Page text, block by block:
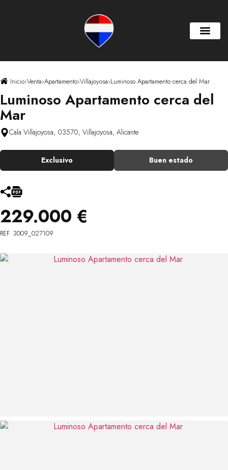
Inicio›Venta›Apartamento›Villajoyosa›Luminoso Apartamento cerca del Mar
Luminoso Apartamento cerca del
Mar
Cala Villajoyosa, 03570, Villajoyosa, Alicante
Exclusivo Buen estado
229.000 €
REF. 3009_027109